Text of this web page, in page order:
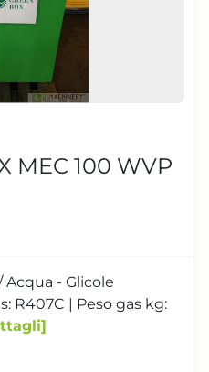
MEC 100 WVP
Acqua - Glicole
R407C | Peso gas kg: